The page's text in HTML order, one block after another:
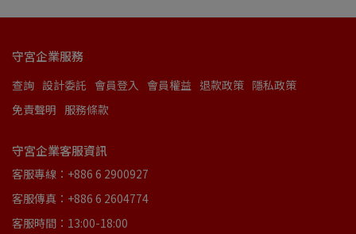
守宮企業服務
查詢 設計委託 會員登入 會員權益 退款政策 隱私政策
免責聲明 服務條款
守宮企業客服資訊
客服專線：+886 6 2900927
客服傳真：+886 6 2604774
客服時間：13:00-18:00